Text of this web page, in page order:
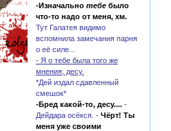
-Изначальнотебе было
что-то надо от меня, хм.
Тут Галатея видимо
вспомнила замечания парня
о её силе...
- Я о тебе была того же
мнения, десу.
*Дей издал сдавленный
смешок*
-Бред какой-то, десу.... -
Дейдара осёкся. -Чёрт! Ты
меня уже своими